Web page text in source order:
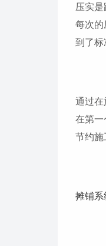
压实
每次的
到了标
通过在
在第一
节约施
摊铺系